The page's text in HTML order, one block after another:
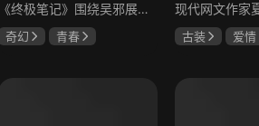
《终极笔记》围绕吴邪展开，他因好奇三叔经历，历险归来收神秘录像带后卷入阴谋，只身闯格尔木疗养院偶遇张起灵等六人组队，在西王母宫发现陨玉，却遇三叔失踪、张起灵失忆。众人寻记忆探张家古楼，因裘德考介入受阻，后联手霍老太再探遭意外，谜团未解，吴邪被迫伪装成三叔，剧情充满冒险与悬疑。
奇幻
青春
古装
爱情